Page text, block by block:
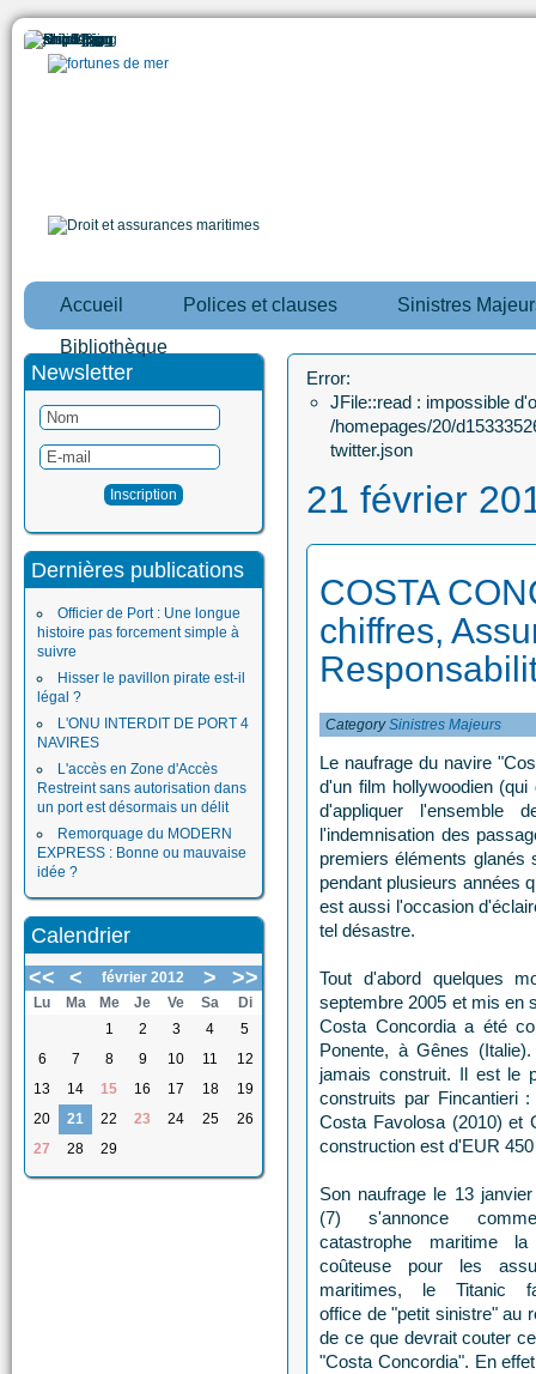
Accueil Polices et clauses Sinistres
Bibliothèque
Newsletter
Dernières publications
Officier de Port : Une longue
histoire pas forcement simple à
suivre
Hisser le pavillon pirate est-il
légal ?
L'ONU INTERDIT DE PORT 4
NAVIRES
L'accès en Zone d'Accès
Restreint sans autorisation dans
un port est désormais un délit
Remorquage du MODERN
EXPRESS : Bonne ou mauvaise
idée ?
Calendrier
<<
< février 2012 > >>
Lu Ma Me Je Ve Sa
Di
1
2 3 4
5
6
7 8 9 10 11
12
13
14 15 16 17 18
19
20
21 22 23 24 25
26
27
28 29
Error:
JFile::read : impossible
/homepages/20/
twitter.json
21 février
COSTA
chiffres,
CategorySinistres Majeurs
Le naufrage du navire
d'un film hollywoodien
d'appliquer l'ensemble
l'indemnisation des
premiers éléments glanés
pendant plusieurs années
est aussi l'occasion
tel désastre.
Tout d'abord quelques
septembre 2005 et mis en
Costa Concordia a été
Ponente, à Gênes
jamais construit. Il est le
construits par Fincantieri
Costa Favolosa (2010) et
construction est d'EUR
Son naufrage le 13
(7) s'annonce
catastrophe maritime
coûteuse pour les
maritimes, le Titanic
office de "petit sinistre" au
de ce que devrait couter
"Costa Concordia". En